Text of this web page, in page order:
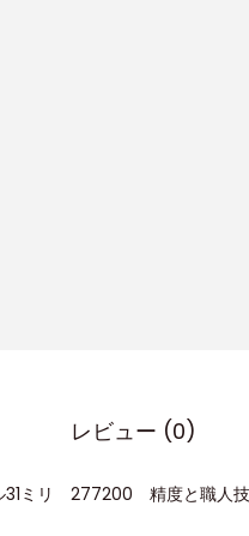
レビュー (0)
31ミリ 277200 精度と職人